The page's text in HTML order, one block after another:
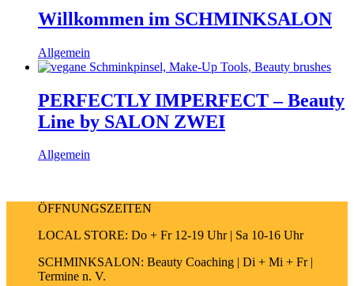
Willkommen im SCHMINKSALON
Allgemein
PERFECTLY IMPERFECT – Beauty
Line by SALON ZWEI
Allgemein
ÖFFNUNGSZEITEN
LOCAL STORE: Do + Fr 12-19 Uhr | Sa 10-16 Uhr
SCHMINKSALON: Beauty Coaching | Di + Mi + Fr |
Termine n. V.